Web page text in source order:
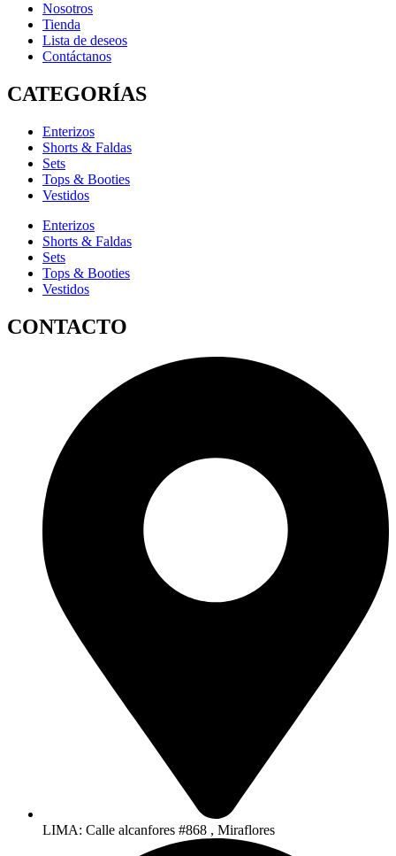
Nosotros
Tienda
Lista de deseos
Contáctanos
CATEGORÍAS
Enterizos
Shorts & Faldas
Sets
Tops & Booties
Vestidos
Enterizos
Shorts & Faldas
Sets
Tops & Booties
Vestidos
CONTACTO
LIMA: Calle alcanfores #868 , Miraflores